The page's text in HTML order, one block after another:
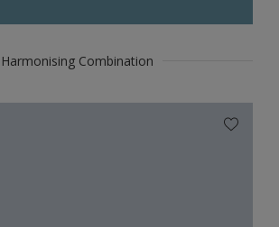
Harmonising Combination